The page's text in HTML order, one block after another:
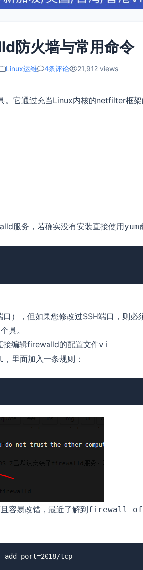
防火墙与常用命令
Linux运维 4条评论 21,912 views
它通过充当Linux内核的netfilter框
服务，若确实没有安装直接使用yum
），但如果您修改过SSH端口，则
具。
接编辑firewalld的配置文件vi
，里面加入一条规则：
容易改错，最近了解到firewall-
port=2018/tcp